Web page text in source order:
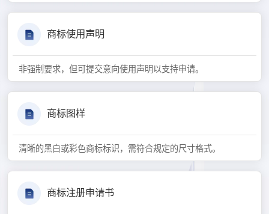
商标使用声明
非强制要求，但可提交意向使用声明以支持申请。
商标图样
清晰的黑白或彩色商标标识，需符合规定的尺寸格式。
商标注册申请书